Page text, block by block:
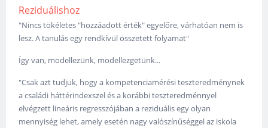
Reziduálishoz
"Nincs tökéletes "hozzáadott érték" egyelőre, várhatóan nem is
lesz. A tanulás egy rendkívül összetett folyamat"
Így van, modellezünk, modellezgetünk...
"Csak azt tudjuk, hogy a kompetenciamérési teszteredménynek
a családi háttérindexszel és a korábbi teszteredménnyel
elvégzett lineáris regresszójában a reziduális egy olyan
mennyiség lehet, amely esetén nagy valószínűséggel az iskola